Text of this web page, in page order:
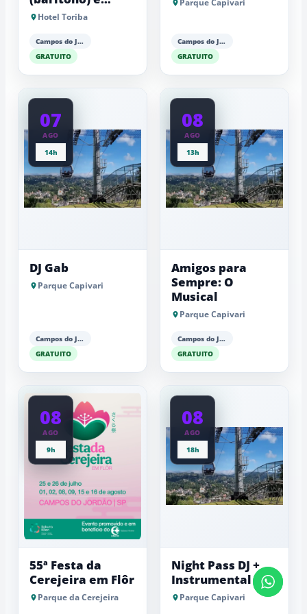
Antonio Luiz
Hotel Toriba
Campos do Jordão
GRATUITO
Parque Capivari
Campos do Jordão
GRATUITO
07
AGO
14h
DJ Gab
Parque Capivari
Campos do Jordão
GRATUITO
08
AGO
13h
Amigos para
Sempre: O
Musical
Parque Capivari
Campos do Jordão
GRATUITO
08
AGO
9h
55ª Festa da
Cerejeira em Flôr
Parque da Cerejeira
08
AGO
18h
Night Pass DJ +
Instrumental
Parque Capivari